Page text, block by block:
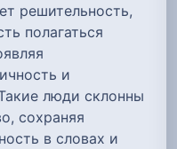
решительность,
полагаться
и
люди склонны
сохраняя
в словах и